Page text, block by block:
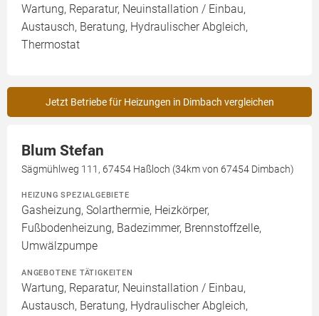
Wartung, Reparatur, Neuinstallation / Einbau,
Austausch, Beratung, Hydraulischer Abgleich,
Thermostat
Jetzt Betriebe für Heizungen in Dimbach vergleichen
Blum Stefan
Sägmühlweg 111, 67454 Haßloch (34km von 67454 Dimbach)
HEIZUNG SPEZIALGEBIETE
Gasheizung, Solarthermie, Heizkörper,
Fußbodenheizung, Badezimmer, Brennstoffzelle,
Umwälzpumpe
ANGEBOTENE TÄTIGKEITEN
Wartung, Reparatur, Neuinstallation / Einbau,
Austausch, Beratung, Hydraulischer Abgleich,